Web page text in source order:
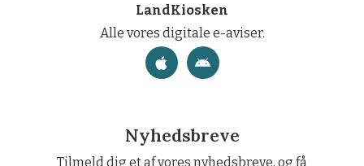
LandKiosken
Alle vores digitale e-aviser.
Nyhedsbreve
Tilmeld dig et af vores nyhedsbreve, og få